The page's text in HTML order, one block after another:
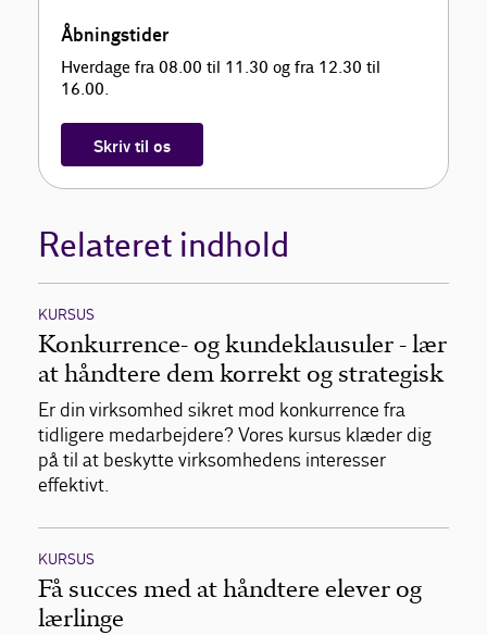
Åbningstider
Hverdage fra 08.00 til 11.30 og fra 12.30 til
16.00.
Skriv til os
Relateret indhold
KURSUS
Konkurrence- og kundeklausuler - lær
at håndtere dem korrekt og strategisk
Er din virksomhed sikret mod konkurrence fra
tidligere medarbejdere? Vores kursus klæder dig
på til at beskytte virksomhedens interesser
effektivt.
KURSUS
Få succes med at håndtere elever og
lærlinge